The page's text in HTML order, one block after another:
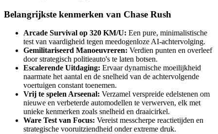
Belangrijkste kenmerken van Chase Rush
Arcade Survival op 320 KM/U: Een pure, minimalistische
test van vaardigheid tegen meedogenloze AI-achtervolging.
Gemilitariseerd Manoeuvreren: Verdien punten en overleef
door strategisch politieauto's te laten botsen.
Escalerende Uitdaging: Ervaar dynamische moeilijkheid
naarmate het aantal en de snelheid van de achtervolgende
voertuigen constant toenemen.
Vrij te spelen Arseenal: Verzamel verspreide edelstenen om
nieuwe en verbeterde automodellen te verwerven, elk met
unieke kenmerken zoals snelheid en draaicirkel.
Ware Test van Focus: Vereist messcherpe reactietijden en
strategische vooruitziendheid onder extreme druk.